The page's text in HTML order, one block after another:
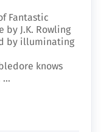
Fantastic
by J.K. Rowling
by illuminating
knows
...